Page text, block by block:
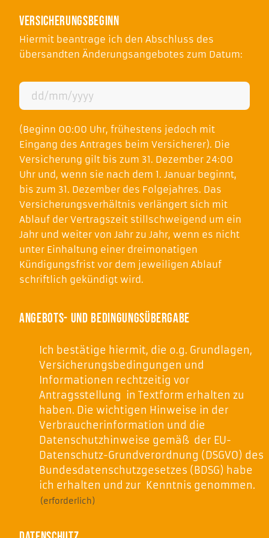
Versicherungsbeginn
Hiermit beantrage ich den Abschluss des
übersandten Änderungsangebotes zum Datum:
gewünschter
Beginn
MM
Schrägstrich
JJJJ
(Beginn 00:00 Uhr, frühestens jedoch mit
Eingang des Antrages beim Versicherer). Die
Versicherung gilt bis zum 31. Dezember 24:00
Uhr und, wenn sie nach dem 1. Januar beginnt,
bis zum 31. Dezember des Folgejahres. Das
Versicherungsverhältnis verlängert sich mit
Ablauf der Vertragszeit stillschweigend um ein
Jahr und weiter von Jahr zu Jahr, wenn es nicht
unter Einhaltung einer dreimonatigen
Kündigungsfrist vor dem jeweiligen Ablauf
schriftlich gekündigt wird.
Angebots- und Bedingungsübergabe
Bestätigung
über
Erhalt
Bedingungen
(erforderlich)
Ich bestätige hiermit, die o.g. Grundlagen,
Versicherungsbedingungen und
Informationen rechtzeitig vor
Antragsstellung  in Textform erhalten zu
haben. Die wichtigen Hinweise in der
Verbraucherinformation und die
Datenschutzhinweise gemäß  der EU-
Datenschutz-Grundverordnung (DSGVO) des
Bundesdatenschutzgesetzes (BDSG) habe
ich erhalten und zur  Kenntnis genommen.
(erforderlich)